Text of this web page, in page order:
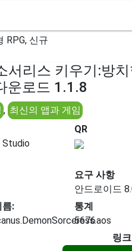
RPG, 신규
서리스 키우기:방
운로드 1.1.8
, 최신의 앱과 게임
Studio
QR
요구 사항
안드로이드
름:
통계
5676
링크